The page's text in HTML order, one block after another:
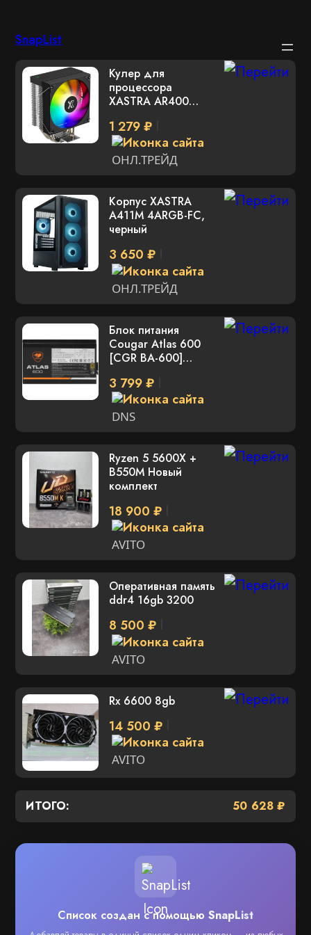
Перейти
содержимому
SnapList
Кулер для
процессора
XASTRA AR400
XXAFPB-GL)
1 279 ₽
ОНЛ.ТРЕЙД
Корпус XASTRA
A411M 4ARGB-FC,
черный
3 650 ₽
ОНЛ.ТРЕЙД
Блок питания
Cougar Atlas 600
[CGR BA-600]
3 799 ₽
DNS
Ryzen 5 5600X +
B550M Новый
комплект
18 900 ₽
AVITO
Оперативная память
ddr4 16gb 3200
8 500 ₽
AVITO
Rx 6600 8gb
14 500 ₽
AVITO
ИТОГО: 50 628 ₽
Список создан с помощью SnapList